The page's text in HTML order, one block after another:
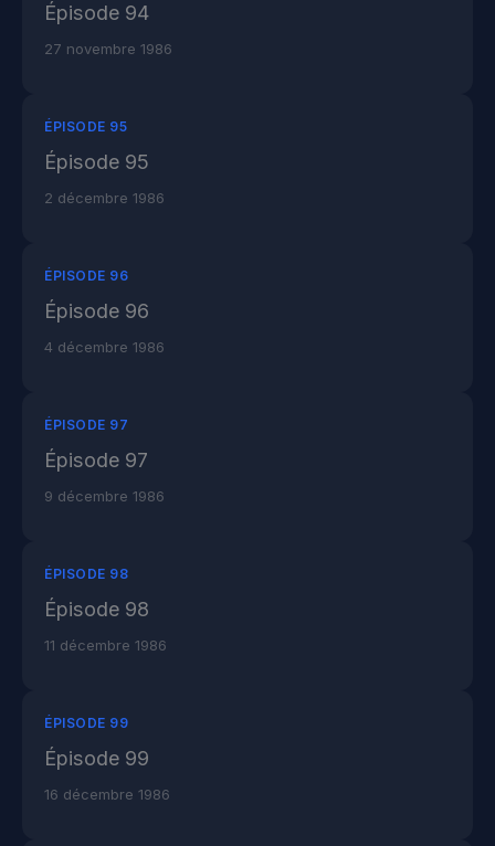
Épisode 94
27 novembre 1986
ÉPISODE 95
Épisode 95
2 décembre 1986
ÉPISODE 96
Épisode 96
4 décembre 1986
ÉPISODE 97
Épisode 97
9 décembre 1986
ÉPISODE 98
Épisode 98
11 décembre 1986
ÉPISODE 99
Épisode 99
16 décembre 1986